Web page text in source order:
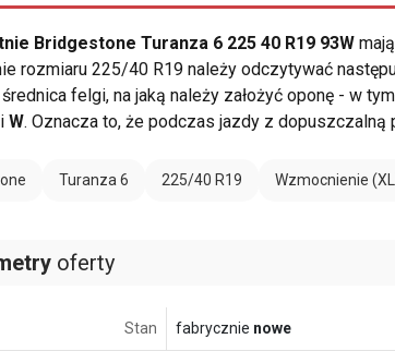
Bridgestone Turanza 6 225 40 R19 93W
rozmiaru 225/40 R19 należy odczytywać
felgi, na jaką należy założyć oponę - w
W. Oznacza to, że podczas jazdy z
Turanza 6 225/40 R19 Wzmocnienie
oferty
Stan fabrycznie nowe